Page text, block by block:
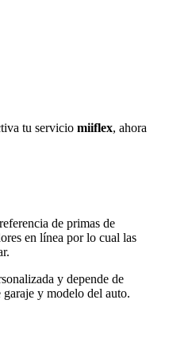
tu servicio miiflex, ahora
de primas de
en línea por lo cual las
y depende de
y modelo del auto.